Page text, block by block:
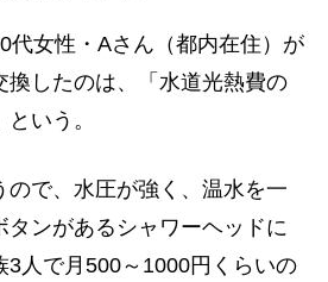
女性・Aさん（都内在住）が
換したのは、「水道光熱費の
いう。
ので、水圧が強く、温水を一
タンがあるシャワーヘッドに
3人で月500～1000円くらいの